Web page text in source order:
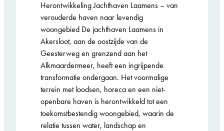
Herontwikkeling Jachthaven Laamens – van
verouderde haven naar levendig
woongebied De jachthaven Laamens in
Akersloot, aan de oostzijde van de
Geesterweg en grenzend aan het
Alkmaardermeer, heeft een ingrijpende
transformatie ondergaan. Het voormalige
terrein met loodsen, horeca en een niet-
openbare haven is herontwikkeld tot een
toekomstbestendig woongebied, waarin de
relatie tussen water, landschap en